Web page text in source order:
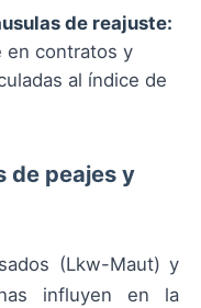
de reajuste:
en contratos y
al índice de
de peajes y
(Lkw-Maut) y
influyen en la